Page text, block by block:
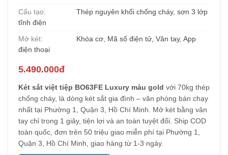
Cấu tạo:
Thép nguyên khối chống cháy, sơn 3 lớp
tĩnh điện
Mở két:
Khóa cơ, Mã số điện tử, Vân tay, App
điện thoại
5.490.000đ
Két sắt việt tiệp BO63FE Luxury màu gold với 70kg thép
chống cháy, là dòng két sắt gia đình – văn phòng bán chạy
nhất tại Phường 1, Quận 3, Hồ Chí Minh. Mở két bằng vân
tay chỉ trong 1 giây, tiện lợi và an toàn tuyệt đối. Ship COD
toàn quốc, đơn trên 50 triệu giao miễn phí tại Phường 1,
Quận 3, Hồ Chí Minh, giao hàng từ 1-3 ngày.